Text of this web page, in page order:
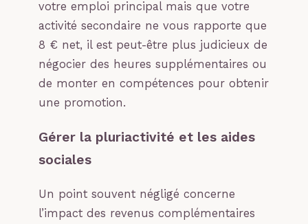
votre emploi principal mais que votre
activité secondaire ne vous rapporte que
8 € net, il est peut-être plus judicieux de
négocier des heures supplémentaires ou
de monter en compétences pour obtenir
une promotion.
Gérer la pluriactivité et les aides
sociales
Un point souvent négligé concerne
l’impact des revenus complémentaires